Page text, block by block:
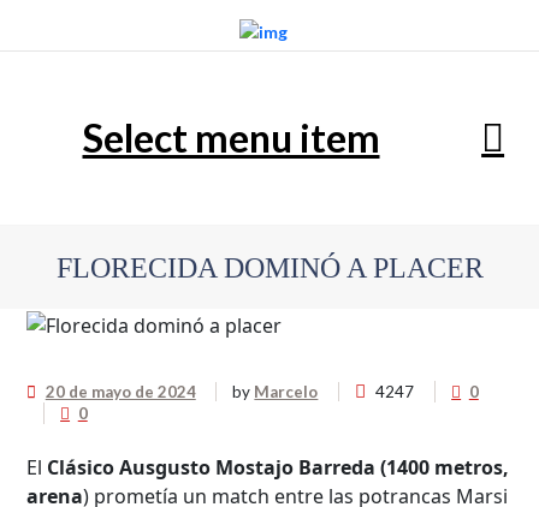
Select menu item
FLORECIDA DOMINÓ A PLACER
20 de mayo de 2024 by Marcelo 4247
0
0
El Clásico Ausgusto Mostajo Barreda (1400 metros,
arena) prometía un match entre las potrancas Marsi